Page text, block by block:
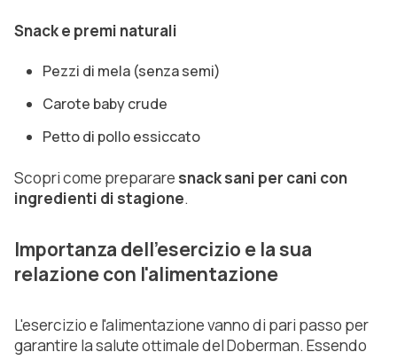
Snack e premi naturali
Pezzi di mela (senza semi)
Carote baby crude
Petto di pollo essiccato
Scopri come preparare snack sani per cani con
ingredienti di stagione.
Importanza dell'esercizio e la sua
relazione con l'alimentazione
L'esercizio e l'alimentazione vanno di pari passo per
garantire la salute ottimale del Doberman. Essendo